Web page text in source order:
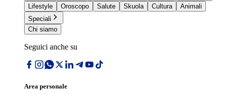
Lifestyle
Oroscopo Salute Skuola Cultura
Animali
Speciali
Chi siamo
Seguici anche su
Area personale